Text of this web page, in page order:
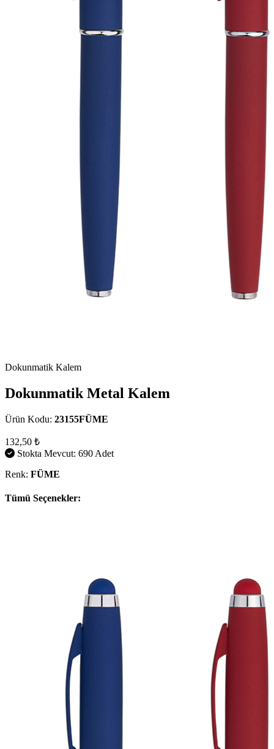
Dokunmatik Kalem
Dokunmatik Metal Kalem
Ürün Kodu: 23155FÜME
132,50 ₺
Stokta Mevcut: 690 Adet
Renk: FÜME
Tümü Seçenekler: